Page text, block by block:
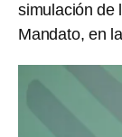
simulación de
Mandato, en